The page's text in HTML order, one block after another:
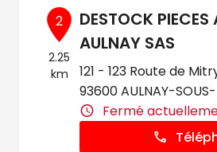
2
2.25
km
DESTOCK PIECES
AULNAY SAS
121 - 123 Route de
93600 AULNAY-
Fermé